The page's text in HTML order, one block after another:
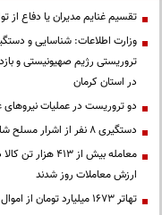
تقسیم غنایم مدیران یا دفاع
در استان کرمان
دو تروریست در عملیات نیروهای
دستگیری ۸ نفر از اشرار مسلح شاخص و مرتبطین گروهک‌های تروریستی
معامله بیش از
ارزش معاملات روز شدند
تهاتر ۱۶۷۳ میلیارد تومان از اموال شرکت‌های تراستی